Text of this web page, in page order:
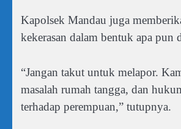
Kapolsek Mandau juga
kekerasan dalam bentuk apa pun
“Jangan takut untuk melapor.
masalah rumah tangga, dan
terhadap perempuan,” tutupnya.